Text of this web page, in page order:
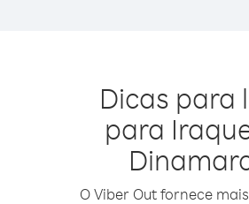
Dicas para
para
O Viber Out fornece